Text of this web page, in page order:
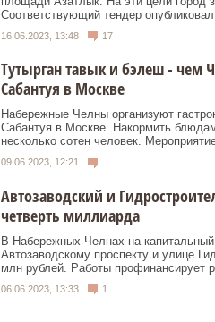
Соответствующий тендер
16.06.2023, 13:48 17
Тутырган тавык и бэлеш - чем
Сабантуя в Москве
Набережные Челны организуют
Сабантуя в Москве. Накормить
несколько сотен человек.
09.06.2023, 12:21
Автозаводский и
четверть миллиарда
В Набережных Челнах на капитальный
Автозаводскому проспекту и улице
млн рублей. Работы профинансирует
06.06.2023, 13:33 1